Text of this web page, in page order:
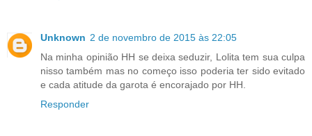
Unknown 2 de novembro de 2015 às 22:05
Na minha opinião HH se deixa seduzir, Lolita tem sua culpa
nisso também mas no começo isso poderia ter sido evitado
e cada atitude da garota é encorajado por HH.
Responder